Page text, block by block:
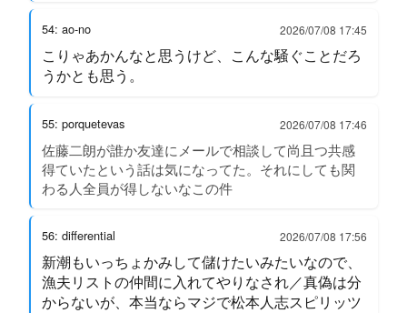
54: ao-no 2026/07/08 17:45
こりゃあかんなと思うけど、こんな騒ぐことだろ
うかとも思う。
55: porquetevas 2026/07/08 17:46
佐藤二朗が誰か友達にメールで相談して尚且つ共感
得ていたという話は気になってた。それにしても関
わる人全員が得しないなこの件
56: differential 2026/07/08 17:56
新潮もいっちょかみして儲けたいみたいなので、
漁夫リストの仲間に入れてやりなされ／真偽は分
からないが、本当ならマジで松本人志スピリッツ